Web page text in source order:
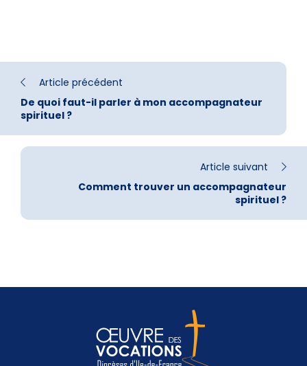
Article précédent
De quoi faut-il parler à mon accompagnateur
spirituel ?
Article suivant
Comment trouver un accompagnateur
spirituel ?